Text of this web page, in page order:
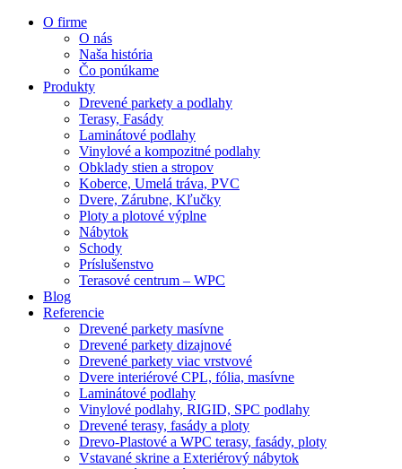
O firme
O nás
Naša história
Čo ponúkame
Produkty
Drevené parkety a podlahy
Terasy, Fasády
Laminátové podlahy
Vinylové a kompozitné podlahy
Obklady stien a stropov
Koberce, Umelá tráva, PVC
Dvere, Zárubne, Kľučky
Ploty a plotové výplne
Nábytok
Schody
Príslušenstvo
Terasové centrum – WPC
Blog
Referencie
Drevené parkety masívne
Drevené parkety dizajnové
Drevené parkety viac vrstvové
Dvere interiérové CPL, fólia, masívne
Laminátové podlahy
Vinylové podlahy, RIGID, SPC podlahy
Drevené terasy, fasády a ploty
Drevo-Plastové a WPC terasy, fasády, ploty
Vstavané skrine a Exteriérový nábytok